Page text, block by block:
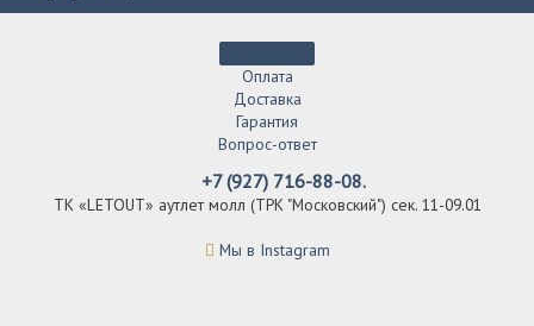
Оплата
Доставка
Гарантия
Вопрос-ответ
+7 (927) 716-88-08.
ТК «LETOUT» аутлет молл (ТРК "Московский") сек. 11-09.01
Мы в Instagram